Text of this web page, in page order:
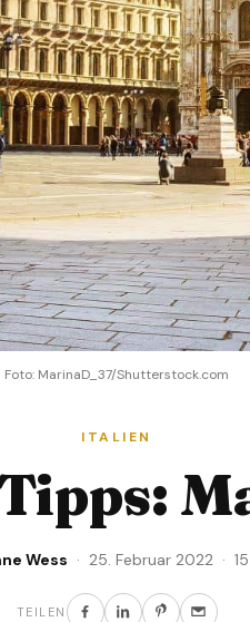
Foto: MarinaD_37/Shutterstock.com
ITALIEN
Wess · 25. Februar 2022 ·
TEILEN